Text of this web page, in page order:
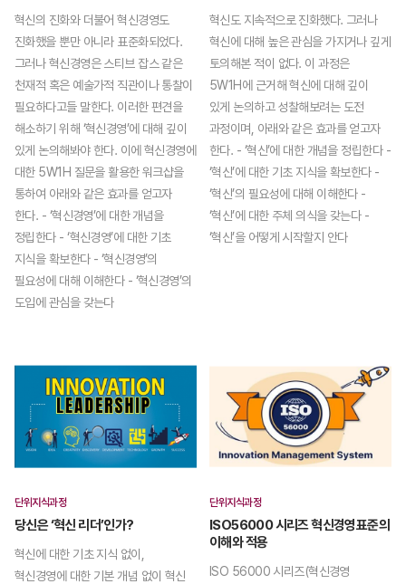
혁신의 진화와 더불어 혁신경영도
진화했을 뿐만 아니라 표준화되었다.
그러나 혁신경영은 스티브 잡스 같은
천재적 혹은 예술가적 직관이나 통찰이
필요하다고들 말한다. 이러한 편견을
해소하기 위해 ‘혁신경영’에 대해 깊이
있게 논의해봐야 한다. 이에 혁신경영에
대한 5W1H 질문을 활용한 워크샵을
통하여 아래와 같은 효과를 얻고자
한다. - ‘혁신경영’에 대한 개념을
정립한다 - ‘혁신경영’에 대한 기초
지식을 확보한다 - ‘혁신경영’의
필요성에 대해 이해한다 - ‘혁신경영’의
도입에 관심을 갖는다
혁신도 지속적으로 진화했다. 그러나
혁신에 대해 높은 관심을 가지거나 깊게
토의해본 적이 없다. 이 과정은
5W1H에 근거해 혁신에 대해 깊이
있게 논의하고 성찰해보려는 도전
과정이며, 아래와 같은 효과를 얻고자
한다. - ‘혁신’에 대한 개념을 정립한다 -
‘혁신’에 대한 기초 지식을 확보한다 -
‘혁신’의 필요성에 대해 이해한다 -
‘혁신’에 대한 주체 의식을 갖는다 -
‘혁신’을 어떻게 시작할지 안다
단위지식과정
당신은 ‘혁신 리더’인가?
혁신에 대한 기초 지식 없이,
혁신경영에 대한 기본 개념 없이 혁신
단위지식과정
ISO56000 시리즈 혁신경영표준의
이해와 적용
ISO 56000 시리즈(혁신경영